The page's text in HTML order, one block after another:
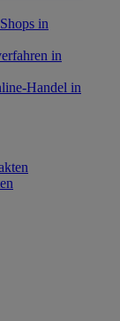
in
in
Handel in